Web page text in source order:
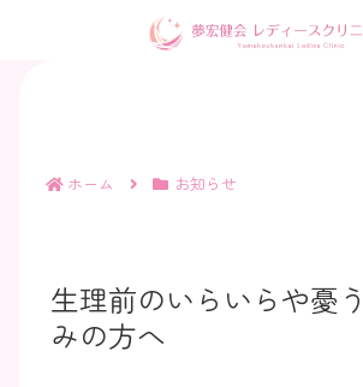
ホーム お知らせ
生理前のいらいらや憂
みの方へ